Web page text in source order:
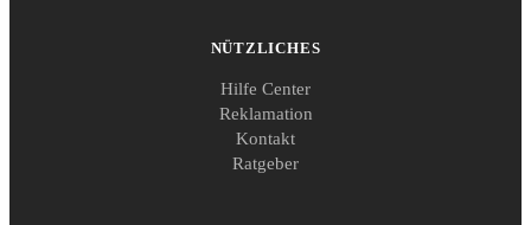
NÜTZLICHES
Hilfe Center
Reklamation
Kontakt
Ratgeber